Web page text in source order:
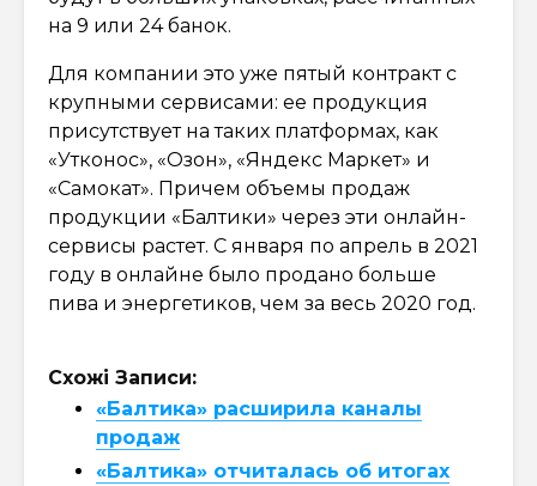
на 9 или 24 банок.
Для компании это уже пятый контракт с
крупными сервисами: ее продукция
присутствует на таких платформах, как
«Утконос», «Озон», «Яндекс Маркет» и
«Самокат». Причем объемы продаж
продукции «Балтики» через эти онлайн-
сервисы растет. С января по апрель в 2021
году в онлайне было продано больше
пива и энергетиков, чем за весь 2020 год.
Схожі Записи:
«Балтика» расширила каналы
продаж
«Балтика» отчиталась об итогах